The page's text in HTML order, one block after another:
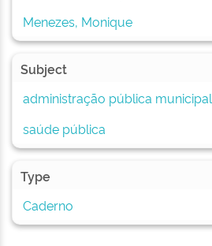
Menezes, Monique
Subject
administração pública municipal
saúde pública
Type
Caderno